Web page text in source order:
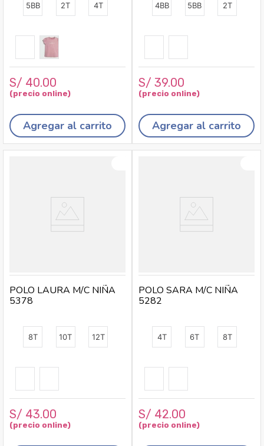
5BB 2T 4T
S/ 40.00
Agregar al carrito
4BB 5BB 2T
S/ 39.00
Agregar al carrito
8T 10T 12T
POLO LAURA M/C NIÑA
5378
S/ 43.00
4T 6T 8T
POLO SARA M/C NIÑA
5282
S/ 42.00